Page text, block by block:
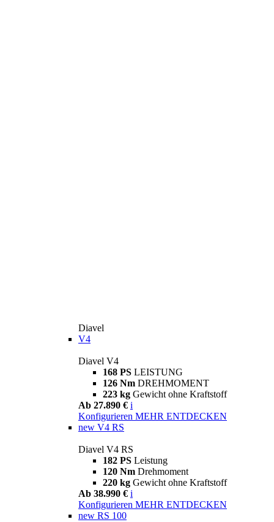
Diavel
V4
Diavel V4
168 PS LEISTUNG
126 Nm DREHMOMENT
223 kg Gewicht ohne Kraftstoff
Ab 27.890 € i
Konfigurieren MEHR ENTDECKEN
new V4 RS
Diavel V4 RS
182 PS Leistung
120 Nm Drehmoment
220 kg Gewicht ohne Kraftstoff
Ab 38.990 € i
Konfigurieren MEHR ENTDECKEN
new RS 100